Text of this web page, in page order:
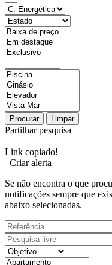
Procurar Limpar
Partilhar pesquisa
Link copiado!
Criar alerta
Se não encontra o que
notificações sempre que
abaixo selecionadas.